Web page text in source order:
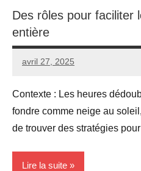
Des rôles pour faciliter
entière
avril 27, 2025
Seg0_La_Vraie
3
Contexte : Les heures
fondre comme neige au
de trouver des stratégies
Lire la suite